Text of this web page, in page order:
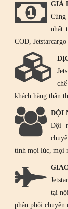
GIÁ
nhất
COD,
khách hàng thân
ĐỘI
Đội
tình mọi lúc, mọi
tại
phân phối chuyên